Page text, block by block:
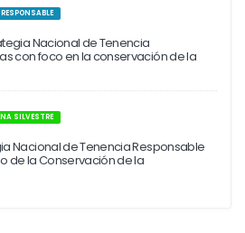
Nacional de Tenencia
con foco en la conservación de la
SILVESTRE
Nacional de Tenencia Responsable
de la Conservación de la